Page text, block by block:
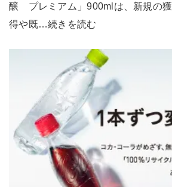
醸 プレミアム」900mlは、新規の獲
得や既…続きを読む